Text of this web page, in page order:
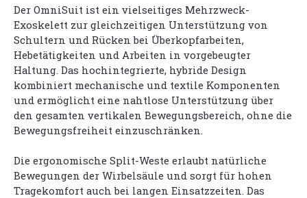
Der OmniSuit ist ein vielseitiges Mehrzweck-
Exoskelett zur gleichzeitigen Unterstützung von
Schultern und Rücken bei Überkopfarbeiten,
Hebetätigkeiten und Arbeiten in vorgebeugter
Haltung. Das hochintegrierte, hybride Design
kombiniert mechanische und textile Komponenten
und ermöglicht eine nahtlose Unterstützung über
den gesamten vertikalen Bewegungsbereich, ohne die
Bewegungsfreiheit einzuschränken.
Die ergonomische Split-Weste erlaubt natürliche
Bewegungen der Wirbelsäule und sorgt für hohen
Tragekomfort auch bei langen Einsatzzeiten. Das